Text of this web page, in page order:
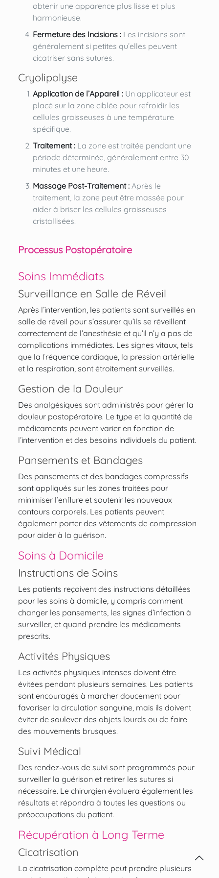
obtenir une apparence plus lisse et plus
harmonieuse.
Fermeture des Incisions :Les incisions sont
généralement si petites qu’elles peuvent
cicatriser sans sutures.
Cryolipolyse
Application de l’Appareil :Un applicateur est
placé sur la zone ciblée pour refroidir les
cellules graisseuses à une température
spécifique.
Traitement :La zone est traitée pendant une
période déterminée, généralement entre 30
minutes et une heure.
Massage Post-Traitement :Après le
traitement, la zone peut être massée pour
aider à briser les cellules graisseuses
cristallisées.
Processus Postopératoire
Soins Immédiats
Surveillance en Salle de Réveil
Après l’intervention, les patients sont surveillés en
salle de réveil pour s’assurer qu’ils se réveillent
correctement de l’anesthésie et qu’il n’y a pas de
complications immédiates. Les signes vitaux, tels
que la fréquence cardiaque, la pression artérielle
et la respiration, sont étroitement surveillés.
Gestion de la Douleur
Des analgésiques sont administrés pour gérer la
douleur postopératoire. Le type et la quantité de
médicaments peuvent varier en fonction de
l’intervention et des besoins individuels du patient.
Pansements et Bandages
Des pansements et des bandages compressifs
sont appliqués sur les zones traitées pour
minimiser l’enflure et soutenir les nouveaux
contours corporels. Les patients peuvent
également porter des vêtements de compression
pour aider à la guérison.
Soins à Domicile
Instructions de Soins
Les patients reçoivent des instructions détaillées
pour les soins à domicile, y compris comment
changer les pansements, les signes d’infection à
surveiller, et quand prendre les médicaments
prescrits.
Activités Physiques
Les activités physiques intenses doivent être
évitées pendant plusieurs semaines. Les patients
sont encouragés à marcher doucement pour
favoriser la circulation sanguine, mais ils doivent
éviter de soulever des objets lourds ou de faire
des mouvements brusques.
Suivi Médical
Des rendez-vous de suivi sont programmés pour
surveiller la guérison et retirer les sutures si
nécessaire. Le chirurgien évaluera également les
résultats et répondra à toutes les questions ou
préoccupations du patient.
Récupération à Long Terme
Cicatrisation
La cicatrisation complète peut prendre plusieurs